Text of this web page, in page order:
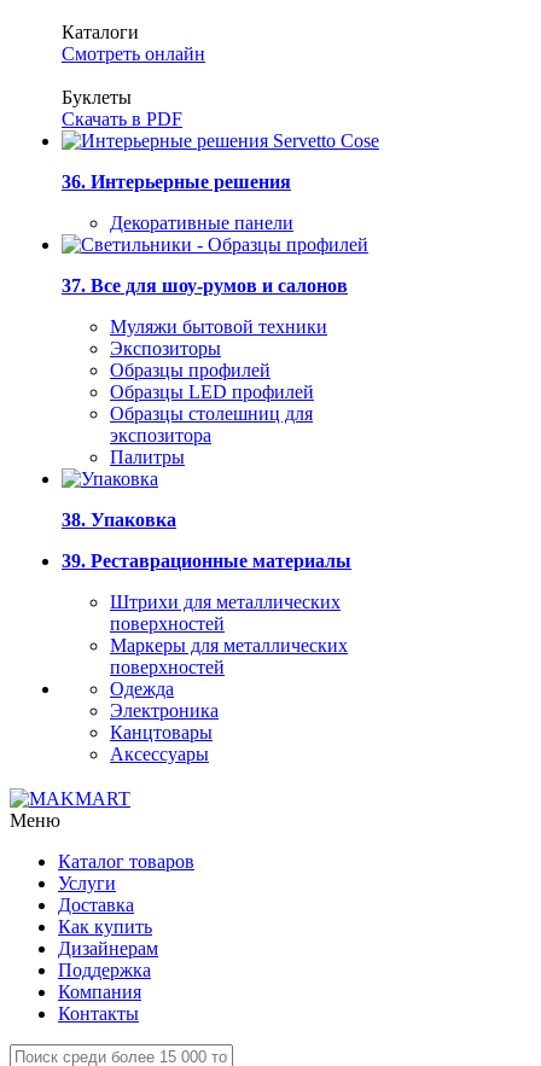
Каталоги
Смотреть онлайн
Буклеты
Скачать в PDF
36. Интерьерные решения
Декоративные панели
37. Все для шоу-румов и салонов
Муляжи бытовой техники
Экспозиторы
Образцы профилей
Образцы LED профилей
Образцы столешниц для
экспозитора
Палитры
38. Упаковка
39. Реставрационные материалы
Штрихи для металлических
поверхностей
Маркеры для металлических
поверхностей
Одежда
Электроника
Канцтовары
Аксессуары
Меню
Каталог товаров
Услуги
Доставка
Как купить
Дизайнерам
Поддержка
Компания
Контакты